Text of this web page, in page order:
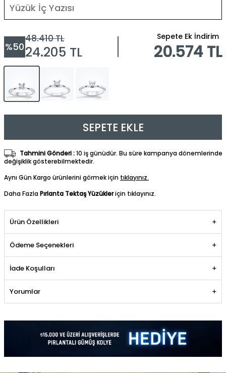
%50
48.410TL
24.205 TL
Sepete Ek İndirim
20.574 TL
SEPETE EKLE
Tahmini Gönderi :10 iş günüdür. Bu süre kampanya dönemlerinde
değişiklik gösterebilmektedir.
Aynı Gün Kargo ürünlerini görmek için tıklayınız.
Daha FazlaPırlanta Tektaş Yüzükleriçin tıklayınız.
Ürün Özellikleri
Ödeme Seçenekleri
İade Koşulları
Yorumlar